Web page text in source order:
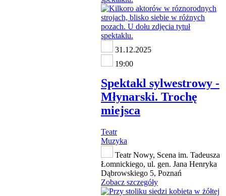
31.12.2025
19:00
Spektakl sylwestrowy -
Młynarski. Trochę
miejsca
Teatr
Muzyka
Teatr Nowy, Scena im. Tadeusza
Łomnickiego, ul. gen. Jana Henryka
Dąbrowskiego 5, Poznań
Zobacz szczegóły